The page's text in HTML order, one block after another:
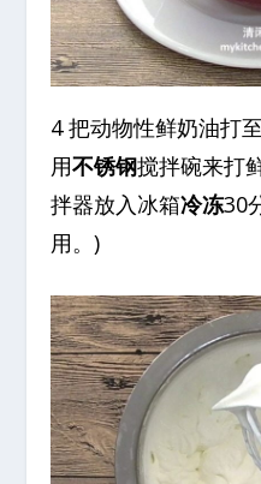
4 把动物性鲜奶油打
用不锈钢搅拌碗来打
拌器放入冰箱冷冻30
用。)